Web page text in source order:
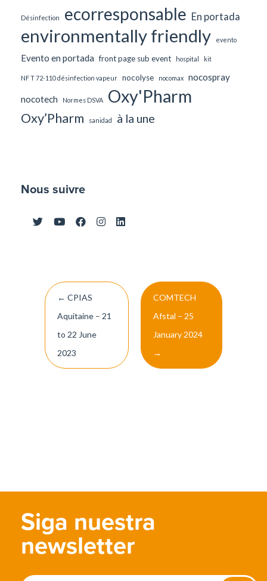
Désinfection ecorresponsable En portada
environmentally friendly evento
Evento en portada front page sub event hospital kit
NF T 72-110 désinfection vapeur nocolyse nocomax nocospray
nocotech Normes DSVA Oxy'Pharm
Oxy’Pharm sanidad à la une
Nous suivre
Post
navigation
← CPIAS
Aquitaine – 21
to 22 June
2023
COMTECH
Afstal – 25
January 2024
→
Siga nuestra
newsletter